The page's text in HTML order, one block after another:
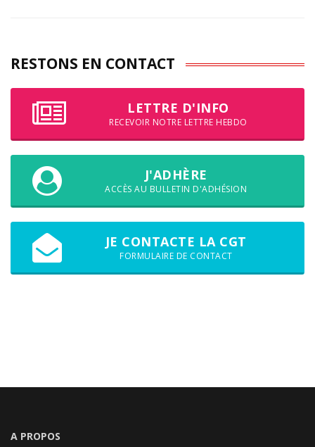
RESTONS EN CONTACT
LETTRE D'INFO
RECEVOIR NOTRE LETTRE HEBDO
J'ADHÈRE
ACCÈS AU BULLETIN D'ADHÉSION
JE CONTACTE LA CGT
FORMULAIRE DE CONTACT
A PROPOS